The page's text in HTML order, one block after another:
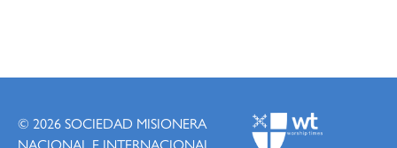
© 2026SOCIEDAD MISIONERA